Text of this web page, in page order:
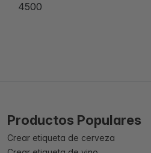
4500
Productos Populares
Crear etiqueta de cerveza